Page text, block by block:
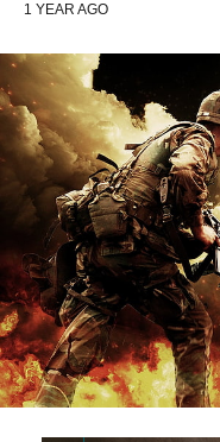
1 YEAR AGO